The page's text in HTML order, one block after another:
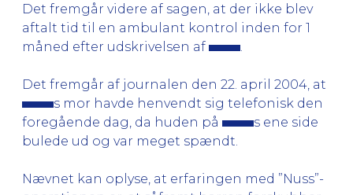
Det fremgår videre af sagen, at der ikke blev
aftalt tid til en ambulant kontrol inden for 1
måned efter udskrivelsen af
Det fremgår af journalen den 22. april 2004, at
s mor havde henvendt sig telefonisk den
foregående dag, da huden på
s ene side
bulede ud og var meget spændt.
Nævnet kan oplyse, at erfaringen med ”Nuss”-